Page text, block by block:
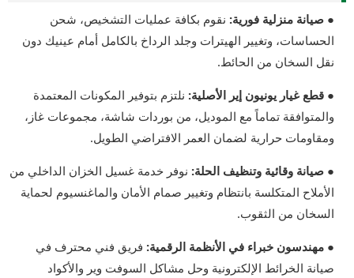
● صيانة منزلية فورية: نقوم بكافة عمليات التشخيص، شحن
الحساسات، وتغيير الهيترات وجلد الرداخ بالكامل أمام عينيك دون
نقل السخان من الحائط.
● قطع غيار يونيون إير الأصلية: نلتزم بتوفير المكونات المعتمدة
والمتوافقة تماماً مع الموديل، من بوردات شاشة، مجموعات غاز،
ومقاومات حرارية لضمان العمر الافتراضي الطويل.
● صيانة وقائية وتنظيف الحلة: نوفر خدمة غسيل الخزان الداخلي من
الأملاح المتكلسة بانتظام وتغيير صمام الأمان والماغنسيوم لحماية
السخان من الثقوب.
● مهندسون خبراء في الأنظمة الرقمية: فريق فني محترف في
صيانة الخرائط الإلكترونية وحل مشاكل السوفت وير والأكواد